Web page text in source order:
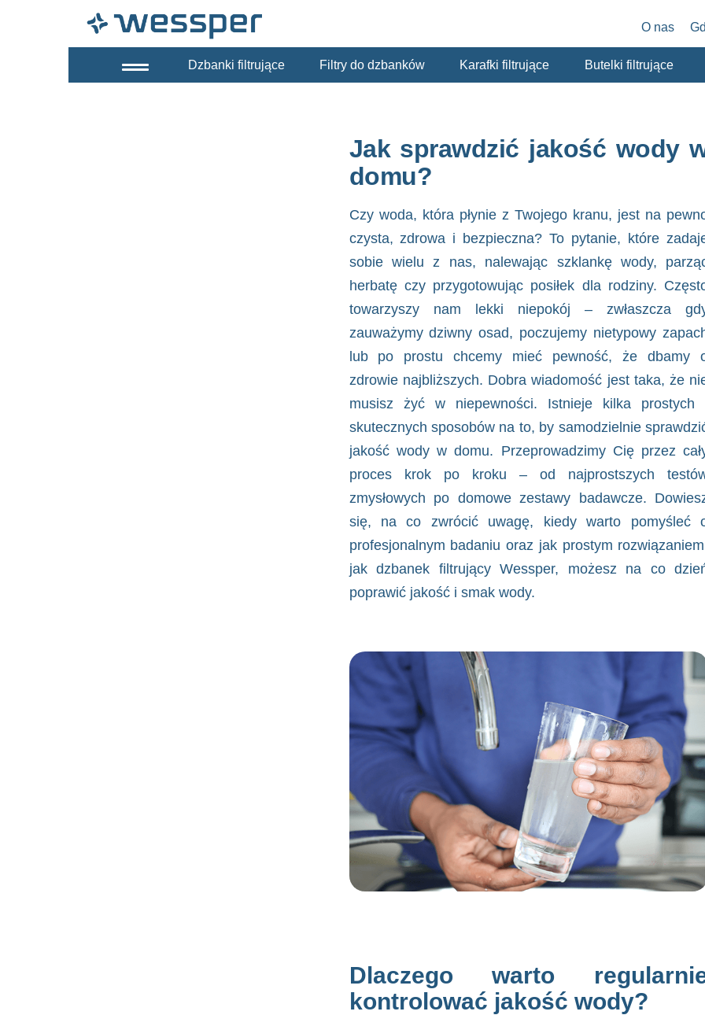
O nas
Dzbanki filtrujące Filtry do dzbanków Karafki filtrujące Butelki filtrujące
Jak sprawdzić jakość wody
domu?
Czy woda, która płynie z Twojego kranu, jest na
czysta, zdrowa i bezpieczna? To pytanie, które
sobie wielu z nas, nalewając szklankę wody,
herbatę czy przygotowując posiłek dla rodziny.
towarzyszy nam lekki niepokój – zwłaszcza
zauważymy dziwny osad, poczujemy nietypowy
lub po prostu chcemy mieć pewność, że dbamy
zdrowie najbliższych. Dobra wiadomość jest taka, że
musisz żyć w niepewności. Istnieje kilka prostych
skutecznych sposobów na to, by samodzielnie
jakość wody w domu. Przeprowadzimy Cię przez
proces krok po kroku – od najprostszych
zmysłowych po domowe zestawy badawcze.
się, na co zwrócić uwagę, kiedy warto pomyśleć
profesjonalnym badaniu oraz jak prostym
jak dzbanek filtrujący Wessper, możesz na co
poprawić jakość i smak wody.
Dlaczego warto
kontrolować jakość wody?